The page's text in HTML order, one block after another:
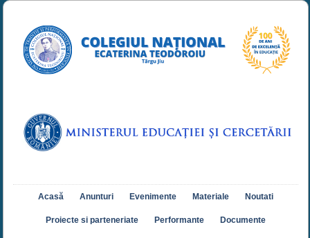
Acasă Anunturi Evenimente Materiale Noutati
Proiecte si parteneriate Performante Documente